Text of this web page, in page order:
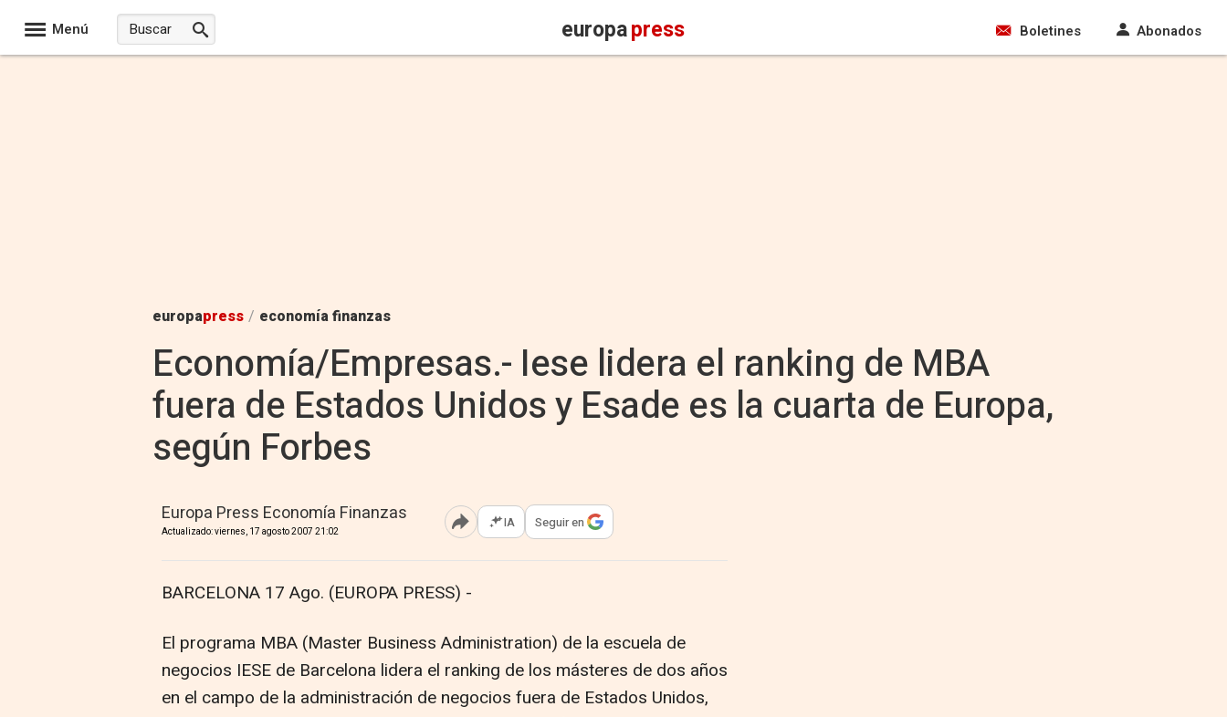
Menú europapress Boletines Abonados
europapress / economía finanzas
Economía/Empresas.- Iese lidera el ranking de MBA
fuera de Estados Unidos y Esade es la cuarta de Europa,
según Forbes
Europa Press Economía Finanzas
Actualizado: viernes, 17 agosto 2007 21:02 Abrir opciones para compartir
IA Seguir en
BARCELONA 17 Ago. (EUROPA PRESS) -
El programa MBA (Master Business Administration) de la escuela de
negocios IESE de Barcelona lidera el ranking de los másteres de dos años
en el campo de la administración de negocios fuera de Estados Unidos,